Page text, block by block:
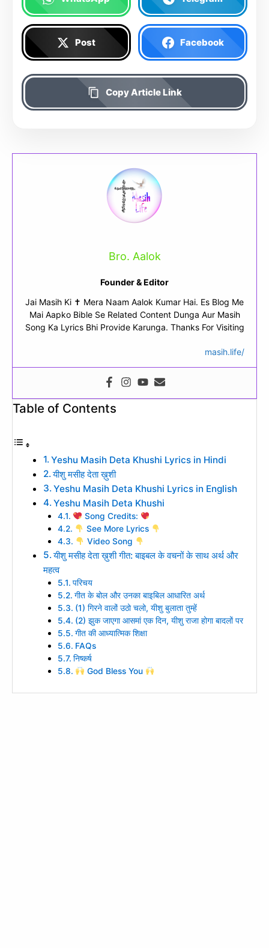
Post Facebook
Copy Article Link
Bro. Aalok
Founder & Editor
Jai Masih Ki ✝ Mera Naam Aalok Kumar Hai. Es Blog Me
Mai Aapko Bible Se Related Content Dunga Aur Masih
Song Ka Lyrics Bhi Provide Karunga. Thanks For Visiting
masih.life/
Table of Contents
Yeshu Masih Deta Khushi Lyrics in Hindi
यीशु मसीह देता ख़ुशी
Yeshu Masih Deta Khushi Lyrics in English
Yeshu Masih Deta Khushi
Song Credits:
See More Lyrics
Video Song
यीशु मसीह देता ख़ुशी गीत: बाइबल के वचनों के साथ अर्थ और
महत्व
परिचय
गीत के बोल और उनका बाइबिल आधारित अर्थ
(1) गिरने वालों उठो चलो, यीशु बुलाता तुम्हें
(2) झुक जाएगा आसमां एक दिन, यीशु राजा होगा बादलों पर
गीत की आध्यात्मिक शिक्षा
FAQs
निष्कर्ष
God Bless You